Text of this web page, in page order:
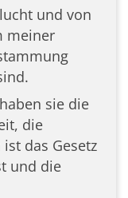
und von
meiner
sie die
die
das Gesetz
und die